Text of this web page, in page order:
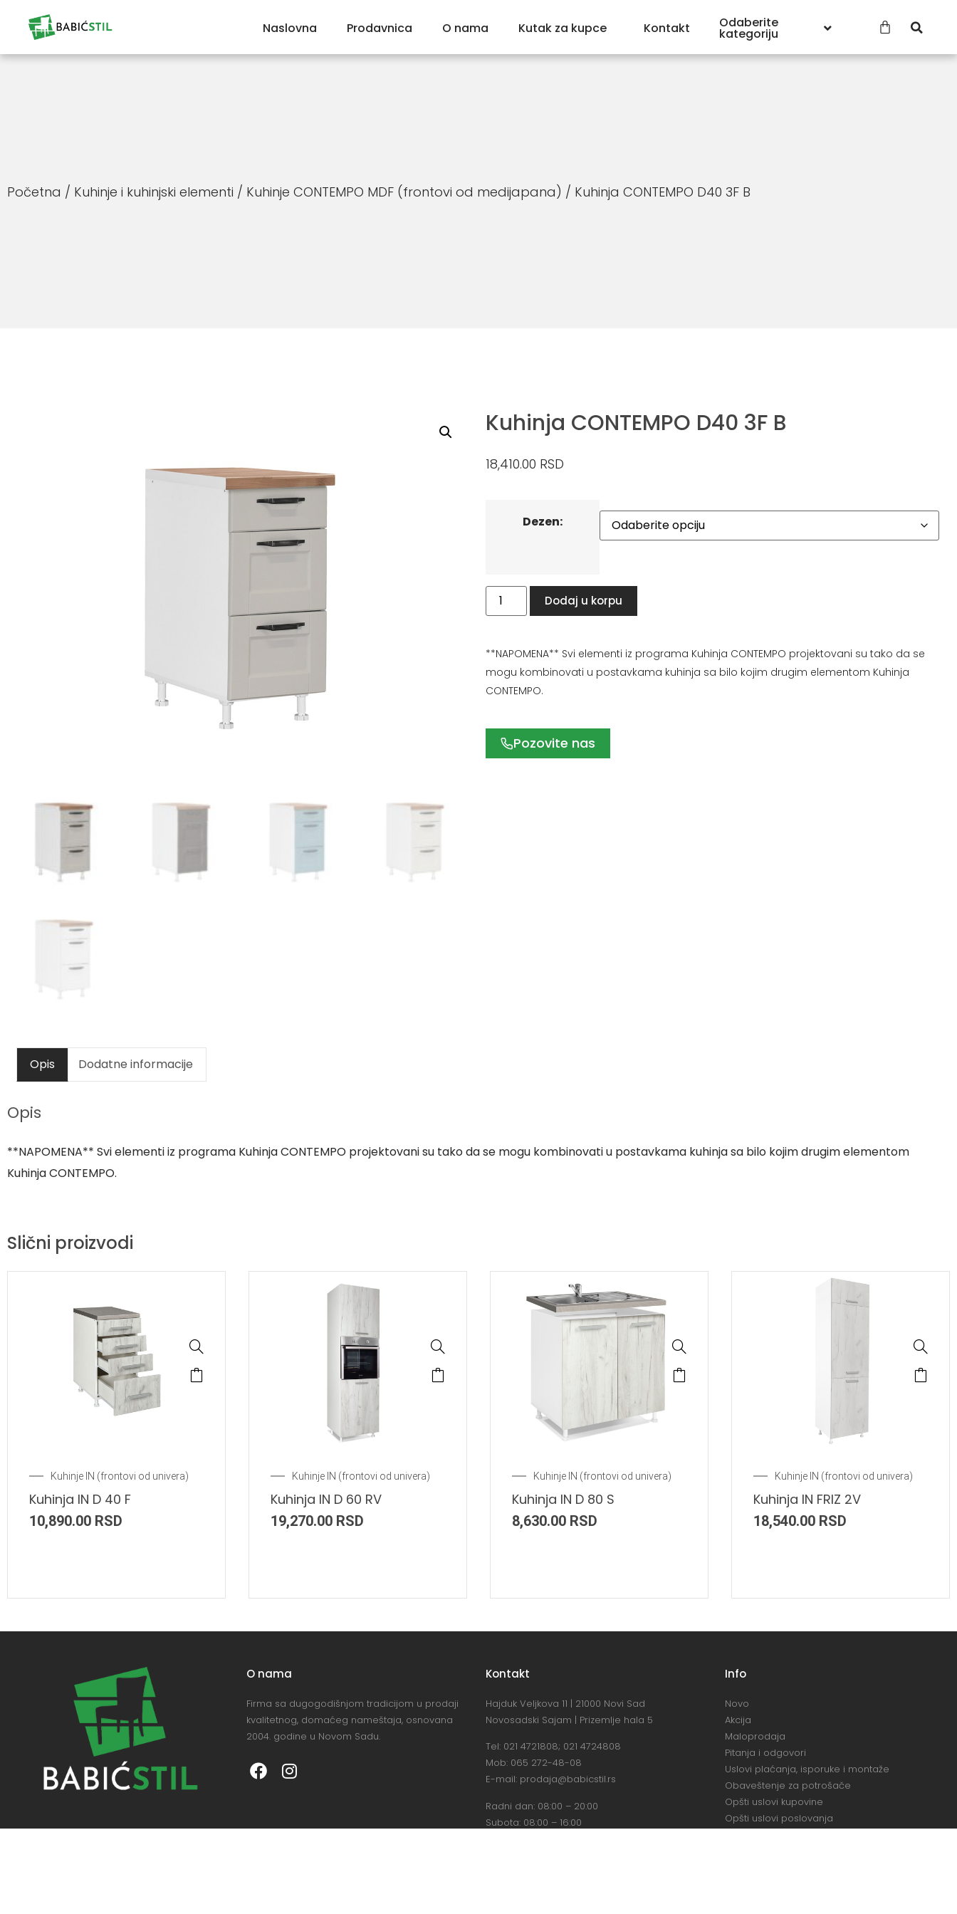
Naslovna Prodavnica O nama Kutak za kupce Kontakt Odaberite
kategoriju
Početna / Kuhinje i kuhinjski elementi / Kuhinje CONTEMPO MDF (frontovi od medijapana) / Kuhinja CONTEMPO D40 3F B
Kuhinja CONTEMPO D40 3F B
18,410.00 RSD
Dezen:
Dodaj u korpu
**NAPOMENA** Svi elementi iz programa Kuhinja CONTEMPO projektovani su tako da se
mogu kombinovati u postavkama kuhinja sa bilo kojim drugim elementom Kuhinja
CONTEMPO.
Pozovite nas
Opis Dodatne informacije
Opis
**NAPOMENA** Svi elementi iz programa Kuhinja CONTEMPO projektovani su tako da se mogu kombinovati u postavkama kuhinja sa bilo kojim drugim elementom
Kuhinja CONTEMPO.
Slični proizvodi
Kuhinje IN (frontovi od univera)
Kuhinja IN D 40 F
10,890.00 RSD
Kuhinje IN (frontovi od univera)
Kuhinja IN D 60 RV
19,270.00 RSD
Kuhinje IN (frontovi od univera)
Kuhinja IN D 80 S
8,630.00 RSD
Kuhinje IN (frontovi od univera)
Kuhinja IN FRIZ 2V
18,540.00 RSD
O nama
Firma sa dugogodišnjom tradicijom u prodaji
kvalitetnog, domaćeg nameštaja, osnovana
2004. godine u Novom Sadu.
Kontakt
Hajduk Veljkova 11 | 21000 Novi Sad
Novosadski Sajam | Prizemlje hala 5
Tel: 021 4721808; 021 4724808
Mob: 065 272-48-08
E-mail: prodaja@babicstil.rs
Radni dan: 08:00 – 20:00
Subota: 08:00 – 16:00
Info
Novo
Akcija
Maloprodaja
Pitanja i odgovori
Uslovi plaćanja, isporuke i montaže
Obaveštenje za potrošače
Opšti uslovi kupovine
Opšti uslovi poslovanja